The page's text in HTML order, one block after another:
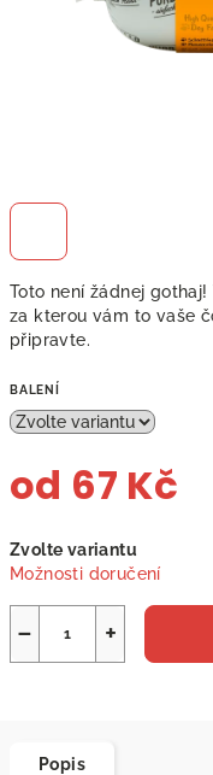
Toto není žádnej
za kterou vám to vaše
připravte.
BALENÍ
od 67 Kč
cena:
Zvolte variantu
Možnosti doručení
+
−
Popis